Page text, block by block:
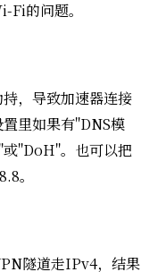
Fi的问题。
，导致加速器连接
里如果有"DNS模
"DoH"。也可以把
。
隧道走IPv4，结果